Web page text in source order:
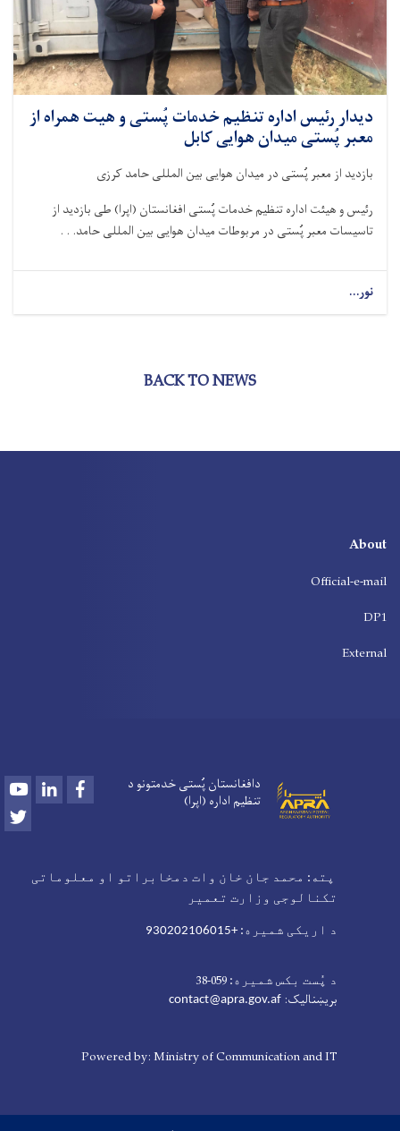
دیدار رئیس اداره تنظیم خدمات پُستی و هیت همراه از
معبر پُستی میدان هوایی کابل
بازدید از معبر پُستی در میدان هوایی بین المللی حامد کرزی
رئیس و هیئت اداره تنظیم خدمات پُستی افغانستان (اپرا) طی بازدید از
تاسیسات معبر پُستی در مربوطات میدان هوایی بین المللی حامد. . .
نور...
BACK TO NEWS
About
Official-e-mail
DP1
External
دافغانستان پُستی خدمتونو د
تنظیم اداره (اپرا)
YoutubeLinkedInFacebook
پته: محمد جان خان وات دمخابراتو او معلوماتی
تکنالوجی وزارت تعمیر
د اریکی شمیره: +930202106015
د پُست بکس شمیره: 059-38
بریښنالیک:
Powered by: Ministry of Communication and IT